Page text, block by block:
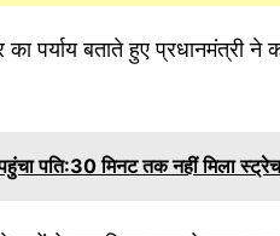
पर्याय बताते हुए प्रधानमंत्री ने
पति:30 मिनट तक नहीं मिला